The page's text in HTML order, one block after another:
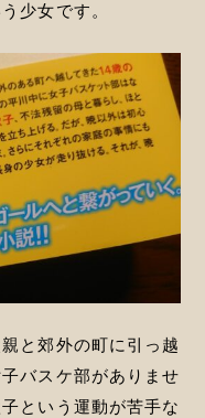
少女です。
と郊外の町に引っ越
バスケ部がありませ
という運動が苦手な